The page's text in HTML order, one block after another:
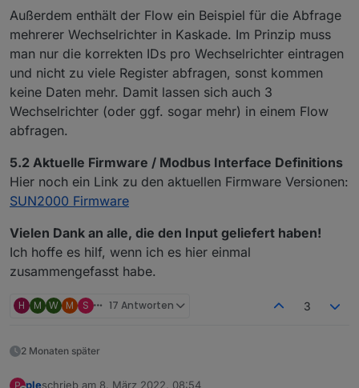
Außerdem enthält der Flow ein Beispiel für die Abfrage
mehrerer Wechselrichter in Kaskade. Im Prinzip muss
man nur die korrekten IDs pro Wechselrichter eintragen
und nicht zu viele Register abfragen, sonst kommen
keine Daten mehr. Damit lassen sich auch 3
Wechselrichter (oder ggf. sogar mehr) in einem Flow
abfragen.
5.2 Aktuelle Firmware / Modbus Interface Definitions
Hier noch ein Link zu den aktuellen Firmware Versionen:
SUN2000 Firmware
Vielen Dank an alle, die den Input geliefert haben!
Ich hoffe es hilf, wenn ich es hier einmal
zusammengefasst habe.
H M W M S 17 Antworten 3
2 Monaten später
P pleschrieb am 8. März 2022, 08:54